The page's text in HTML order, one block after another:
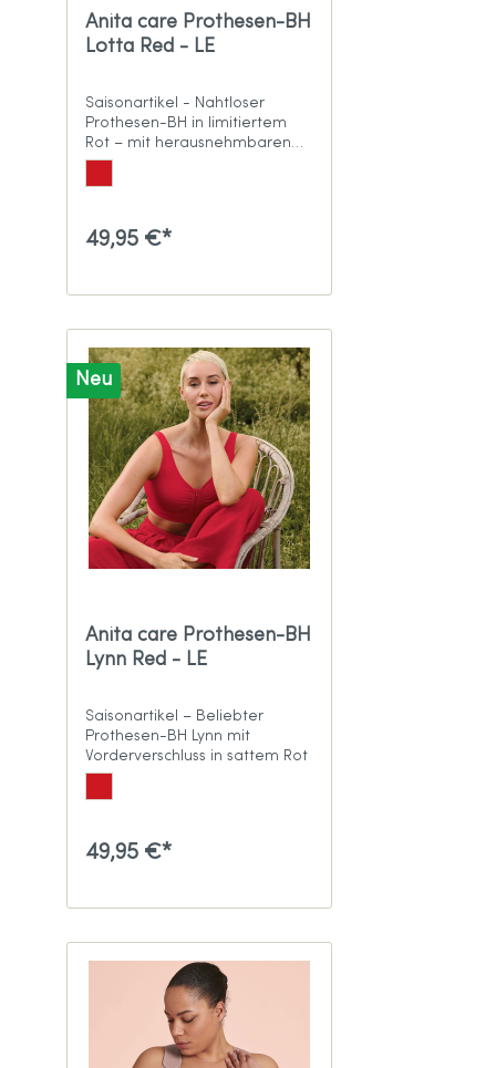
Anita care Prothesen-BH
Lotta Red - LE
Saisonartikel - Nahtloser
Prothesen-BH in limitiertem
Rot – mit herausnehmbaren
Cups
49,95 €*
Neu
Anita care Prothesen-BH
Lynn Red - LE
Saisonartikel – Beliebter
Prothesen-BH Lynn mit
Vorderverschluss in sattem Rot
49,95 €*